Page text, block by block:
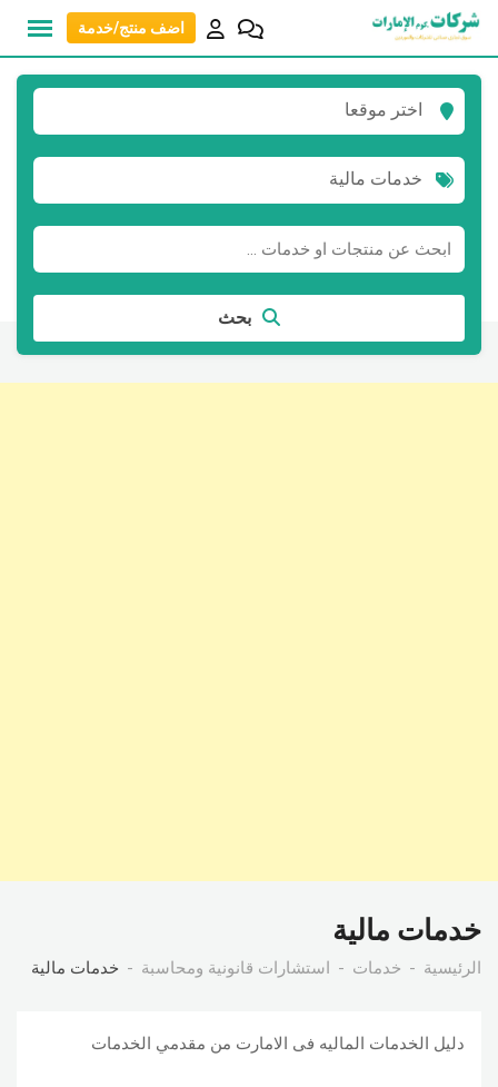
انتقل
المحتوى
اضف منتج/خدمة
اختر موقعا
خدمات مالية
بحث
خدمات مالية
الرئيسية خدمات استشارات قانونية ومحاسبة خدمات مالية
دليل الخدمات الماليه فى الامارت من مقدمي الخدمات